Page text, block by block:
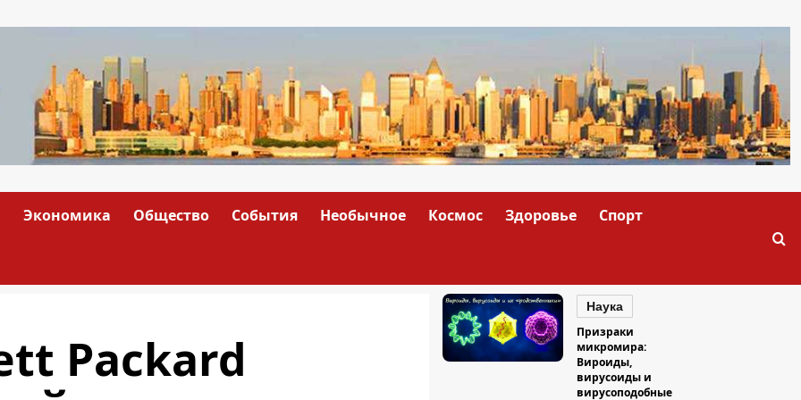
Экономика Общество События Необычное Космос Здоровье Спорт
Packard
Наука
Призраки
микромира:
Вироиды,
вирусоиды и
вирусоподобные